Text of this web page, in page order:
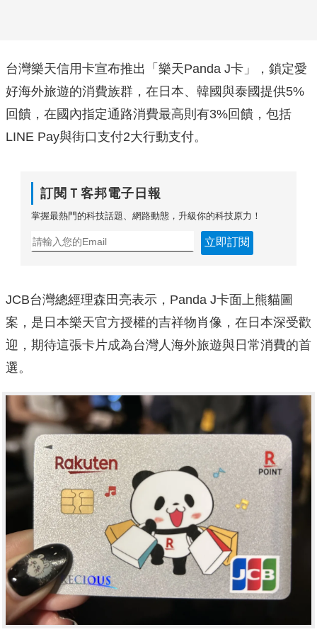
台灣樂天信用卡宣布推出「樂天Panda J卡」，鎖定愛
好海外旅遊的消費族群，在日本、韓國與泰國提供5%
回饋，在國內指定通路消費最高則有3%回饋，包括
LINE Pay與街口支付2大行動支付。
訂閱Ｔ客邦電子日報
掌握最熱門的科技話題、網路動態，升級你的科技原力！
立即訂閱
JCB台灣總經理森田亮表示，Panda J卡面上熊貓圖
案，是日本樂天官方授權的吉祥物肖像，在日本深受歡
迎，期待這張卡片成為台灣人海外旅遊與日常消費的首
選。